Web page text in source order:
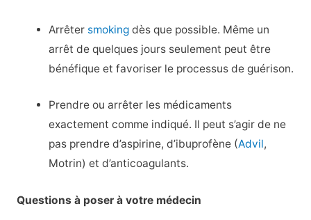
Arrêter smoking dès que possible. Même un
arrêt de quelques jours seulement peut être
bénéfique et favoriser le processus de guérison.
Prendre ou arrêter les médicaments
exactement comme indiqué. Il peut s’agir de ne
pas prendre d’aspirine, d’ibuprofène (Advil,
Motrin) et d’anticoagulants.
Questions à poser à votre médecin